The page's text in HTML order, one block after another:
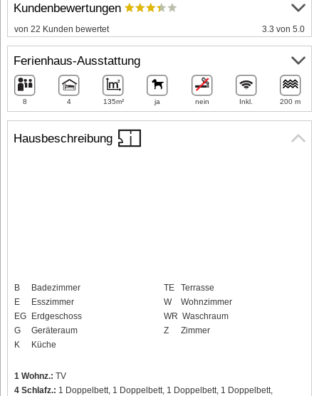
Hausbeschreibung
B
Badezimmer
E
Esszimmer
EG Erdgeschoss
G
Geräteraum
K
Küche
TE
Terrasse
W
Wohnzimmer
WR Waschraum
Z
Zimmer
1 Wohnz.: TV
4 Schlafz.: 1 Doppelbett, 1 Doppelbett, 1 Doppelbett, 1 Doppelbett,
Kundenbewertungen
von 22 Kunden bewertet 3.3 von 5.0
Ferienhaus-Ausstattung
8 4 135m² ja nein Inkl. 200 m